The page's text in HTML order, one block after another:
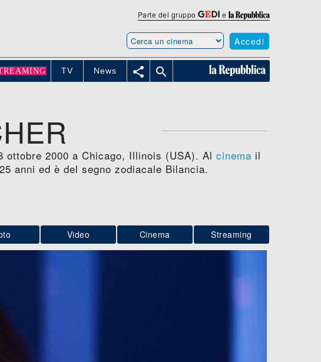
Parte del gruppo e
Accedi
TV News  
ottobre 2000 a Chicago, Illinois (USA). Al cinema il
anni ed è del segno zodiacale Bilancia.
Video Cinema Streaming